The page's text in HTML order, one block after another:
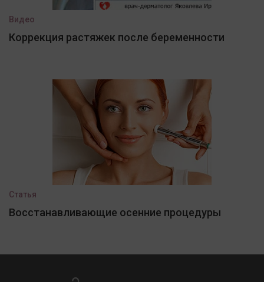
Видео
Коррекция растяжек после беременности
Статья
Восстанавливающие осенние процедуры